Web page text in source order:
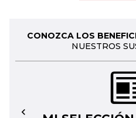
CONOZCA LOS
NUESTROS